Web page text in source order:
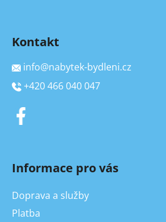
Kontakt
info@nabytek-bydleni.cz
+420 466 040 047
Informace pro vás
Doprava a služby
Platba